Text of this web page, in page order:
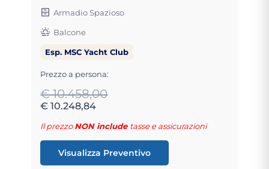
Armadio Spazioso
Balcone
Esp. MSC Yacht Club
Prezzo a persona:
€ 10.458,00
€ 10.248,84
Il prezzoNON include tasse e assicurazioni
Visualizza Preventivo